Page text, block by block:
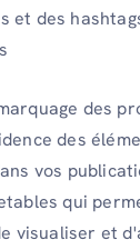
et des
des
des
vos
qui
visualiser et